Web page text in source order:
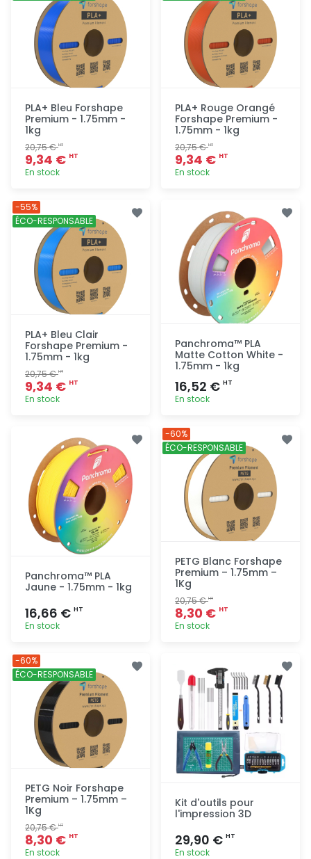
PLA+ Bleu Forshape
Premium - 1.75mm -
1kg
20,75 €HT
9,34 € HT
En stock
rapide
PLA+ Rouge Orangé
Forshape Premium -
1.75mm - 1kg
20,75 €HT
9,34 € HT
En stock
rapide
PLA+ Bleu Clair
Forshape Premium -
1.75mm - 1kg
20,75 €HT
9,34 € HT
En stock
rapide
-55%
ÉCO-RESPONSABLE
Panchroma™ PLA
Matte Cotton White -
1.75mm - 1kg
16,52 € HT
En stock
rapide
Panchroma™ PLA
Jaune - 1.75mm - 1kg
16,66 € HT
En stock
rapide
PETG Blanc Forshape
Premium – 1.75mm –
1Kg
20,75 €HT
8,30 € HT
En stock
rapide
-60%
ÉCO-RESPONSABLE
PETG Noir Forshape
Premium – 1.75mm –
1Kg
20,75 €HT
8,30 € HT
En stock
-60%
ÉCO-RESPONSABLE
Kit d'outils pour
l'impression 3D
29,90 € HT
En stock